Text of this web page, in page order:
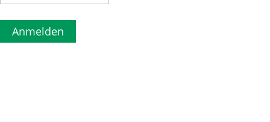
Anmelden